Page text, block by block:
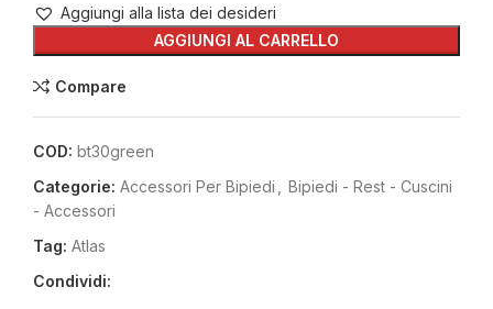
AGGIUNGI AL CARRELLO
Aggiungi alla lista dei desideri
Compare
COD: bt30green
Categorie: Accessori Per Bipiedi
Bipiedi - Rest - Cuscini
- Accessori
Tag: Atlas
Condividi: